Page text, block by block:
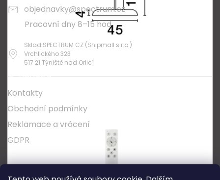
objednavky@spectrum.cz
Pracovní dny 8–15 hod
Sklad SPECTRUM CZ (Shipmall s.r.o.)
Vrchlického 323
517 21 Týniště nad Orlicí
Kontakty
Obchodní podmínky
Reklamace a vrácení
GDPR